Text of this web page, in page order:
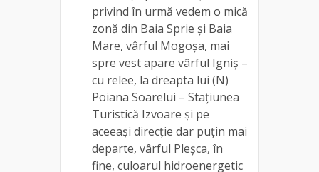
privind în urmă vedem o mică
zonă din Baia Sprie şi Baia
Mare, vârful Mogoşa, mai
spre vest apare vârful Igniş –
cu relee, la dreapta lui (N)
Poiana Soarelui – Staţiunea
Turistică Izvoare şi pe
aceeaşi direcţie dar puţin mai
departe, vârful Pleşca, în
fine, culoarul hidroenergetic